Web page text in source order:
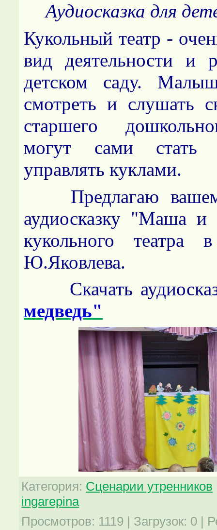
Аудиосказка для
Кукольный театр -
вид деятельности и
детском саду.
смотреть и слушать
старшего
могут сами стать
управлять куклами.
Предлагаю
аудиосказку "Маша и
кукольного театра
Ю.Яковлева.
Скачать
медведь"
Категория: Сценарии утренников
ingarepina
Просмотров: 1119 | Загрузок: 0 |